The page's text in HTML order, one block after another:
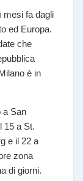
mesi fa dagli
ed Europa.
che
è in
a San
15 a St.
e il 22 a
zona
di giorni.